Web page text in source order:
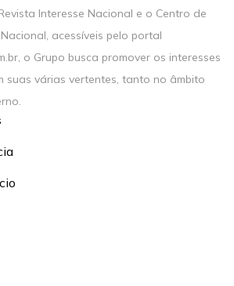
Interesse Nacional e o Centro de
acessíveis pelo portal
o Grupo busca promover os interesses
suas várias vertentes, tanto no âmbito